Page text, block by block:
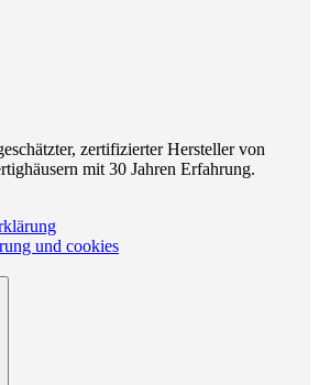
zertifizierter Hersteller von
mit 30 Jahren Erfahrung.
und cookies